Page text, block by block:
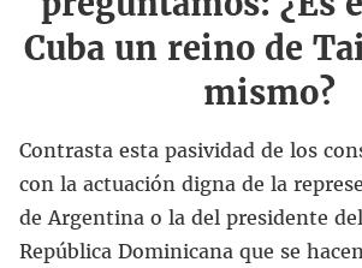
Cuba un reino de
mismo?
Contrasta esta pasividad de los
con la actuación digna de la
de Argentina o la del presidente del
República Dominicana que se